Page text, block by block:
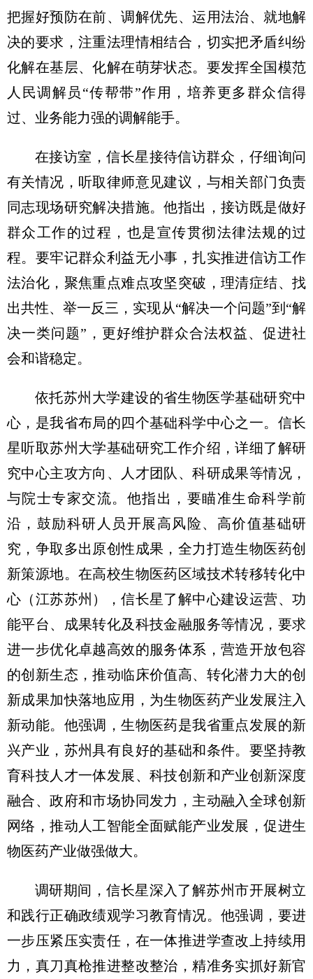
把握好预防在前、调解优先、运用法治、就地解
决的要求，注重法理情相结合，切实把矛盾纠纷
化解在基层、化解在萌芽状态。要发挥全国模范
人民调解员“传帮带”作用，培养更多群众信得
过、业务能力强的调解能手。
在接访室，信长星接待信访群众，仔细询问
有关情况，听取律师意见建议，与相关部门负责
同志现场研究解决措施。他指出，接访既是做好
群众工作的过程，也是宣传贯彻法律法规的过
程。要牢记群众利益无小事，扎实推进信访工作
法治化，聚焦重点难点攻坚突破，理清症结、找
出共性、举一反三，实现从“解决一个问题”到“解
决一类问题”，更好维护群众合法权益、促进社
会和谐稳定。
依托苏州大学建设的省生物医学基础研究中
心，是我省布局的四个基础科学中心之一。信长
星听取苏州大学基础研究工作介绍，详细了解研
究中心主攻方向、人才团队、科研成果等情况，
与院士专家交流。他指出，要瞄准生命科学前
沿，鼓励科研人员开展高风险、高价值基础研
究，争取多出原创性成果，全力打造生物医药创
新策源地。在高校生物医药区域技术转移转化中
心（江苏苏州），信长星了解中心建设运营、功
能平台、成果转化及科技金融服务等情况，要求
进一步优化卓越高效的服务体系，营造开放包容
的创新生态，推动临床价值高、转化潜力大的创
新成果加快落地应用，为生物医药产业发展注入
新动能。他强调，生物医药是我省重点发展的新
兴产业，苏州具有良好的基础和条件。要坚持教
育科技人才一体发展、科技创新和产业创新深度
融合、政府和市场协同发力，主动融入全球创新
网络，推动人工智能全面赋能产业发展，促进生
物医药产业做强做大。
调研期间，信长星深入了解苏州市开展树立
和践行正确政绩观学习教育情况。他强调，要进
一步压紧压实责任，在一体推进学查改上持续用
力，真刀真枪推进整改整治，精准务实抓好新官